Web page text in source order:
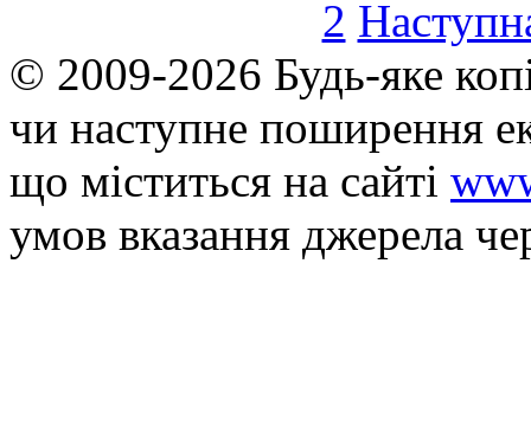
2
© 2009-2026 Будь-яке
чи наступне поширення
що мiститься на сайті
умов вказання джерела